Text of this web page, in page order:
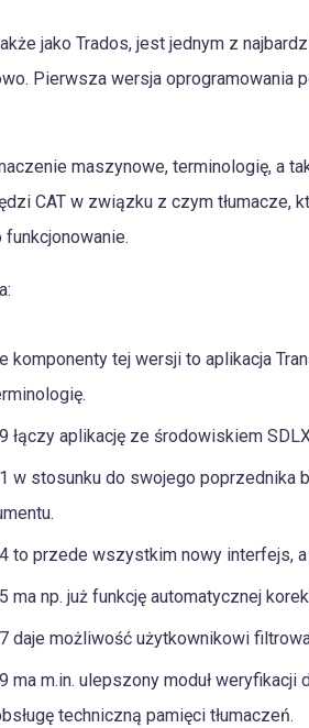
jako Trados, jest jednym z
Pierwsza wersja oprogramowania
maszynowe, terminologię, a
CAT w związku z czym
komponenty tej wersji to aplikacja
łączy aplikację ze środowiskiem
w stosunku do swojego poprzednika
to przede wszystkim nowy interfejs,
ma np. już funkcję automatycznej
daje możliwość użytkownikowi
ma m.in. ulepszony moduł
techniczną pamięci tłumaczeń.